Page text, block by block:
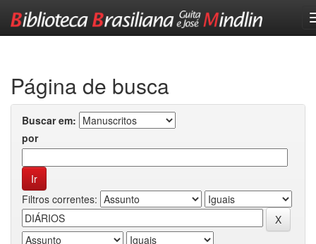
Página de busca
Buscar em:
por
Filtros correntes: